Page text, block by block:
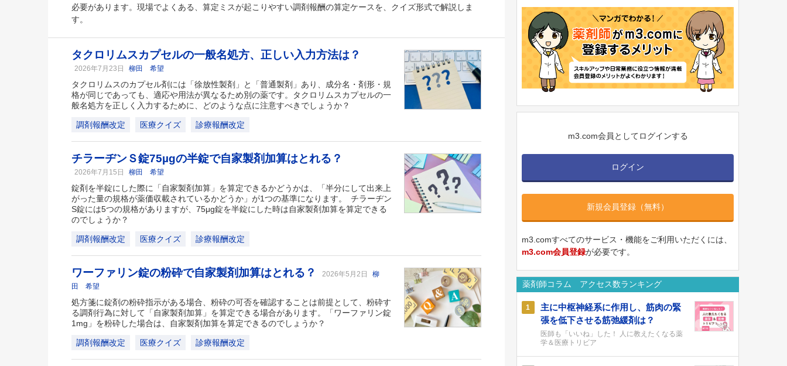
必要があります。現場でよくある、算定ミスが起こりやすい調剤報酬の算定ケースを、クイズ形式で解説しま
す。
タクロリムスカプセルの一般名処方、正しい入力方法は？
2026年7月23日 柳田 希望
タクロリムスのカプセル剤には「徐放性製剤」と「普通製剤」あり、成分名・剤形・規
格が同じであっても、適応や用法が異なるため別の薬です。タクロリムスカプセルの一
般名処方を正しく入力するために、どのような点に注意すべきでしょうか？
調剤報酬改定 医療クイズ 診療報酬改定
チラーヂンＳ錠75µgの半錠で自家製剤加算はとれる？
2026年7月15日 柳田 希望
錠剤を半錠にした際に「自家製剤加算」を算定できるかどうかは、「半分にして出来上
がった量の規格が薬価収載されているかどうか」が1つの基準になります。 チラーヂン
S錠には5つの規格がありますが、75μg錠を半錠にした時は自家製剤加算を算定できる
のでしょうか？
調剤報酬改定 医療クイズ 診療報酬改定
ワーファリン錠の粉砕で自家製剤加算はとれる？ 2026年5月2日
柳
田 希望
処方箋に錠剤の粉砕指示がある場合、粉砕の可否を確認することは前提として、粉砕す
る調剤行為に対して「自家製剤加算」を算定できる場合があります。「ワーファリン錠
1mg」を粉砕した場合は、自家製剤加算を算定できるのでしょうか？
調剤報酬改定 医療クイズ 診療報酬改定
m3.com会員としてログインする
ログイン
新規会員登録（無料）
m3.comすべてのサービス・機能をご利用いただくには、
m3.com会員登録が必要です。
薬剤師コラム アクセス数ランキング
1
主に中枢神経系に作用し、筋肉の緊
張を低下させる筋弛緩剤は？
医師も「いいね」した！ 人に教えたくなる薬
学＆医療トリビア